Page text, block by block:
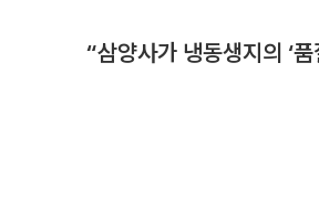
“삼양사가 냉동생지의 ‘